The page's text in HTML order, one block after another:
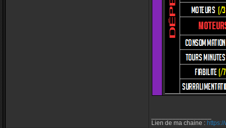
Lien de ma chaine :